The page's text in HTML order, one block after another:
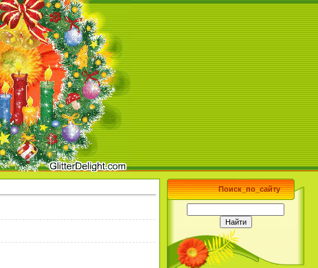
Поиск_по_сайту